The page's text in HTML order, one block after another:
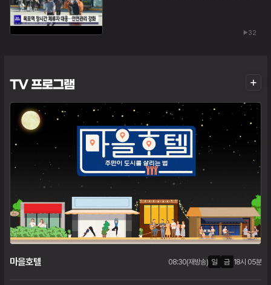
32
TV 프로그램
첫,셋째주 오전 05:00 일 08시 00분
마을호텔 08:30(재방송) 일 금 18시 05분
화 수 목 금 07시 50분
더
보
기